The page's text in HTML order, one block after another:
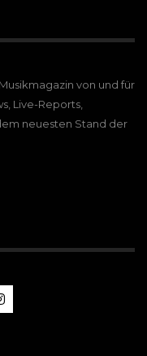
von und für
Live-Reports,
neuesten Stand der